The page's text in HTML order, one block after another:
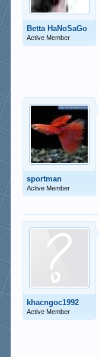
Betta HaNoSaGo
Active Member
sportman
Active Member
khacngoc1992
Active Member